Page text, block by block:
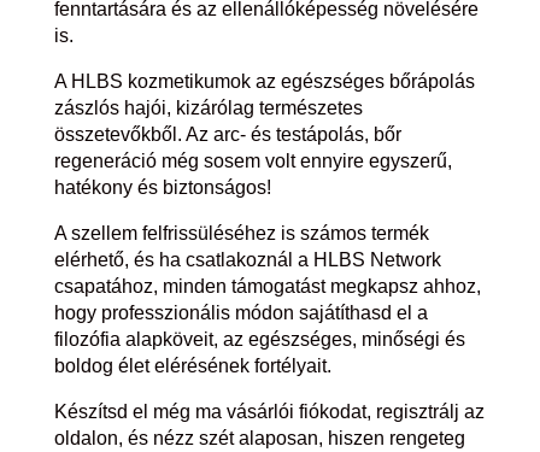
fenntartására és az ellenállóképesség növelésére
is.
A HLBS kozmetikumok az egészséges bőrápolás
zászlós hajói, kizárólag természetes
összetevőkből. Az arc- és testápolás, bőr
regeneráció még sosem volt ennyire egyszerű,
hatékony és biztonságos!
A szellem felfrissüléséhez is számos termék
elérhető, és ha csatlakoznál a HLBS Network
csapatához, minden támogatást megkapsz ahhoz,
hogy professzionális módon sajátíthasd el a
filozófia alapköveit, az egészséges, minőségi és
boldog élet elérésének fortélyait.
Készítsd el még ma vásárlói fiókodat, regisztrálj az
oldalon, és nézz szét alaposan, hiszen rengeteg